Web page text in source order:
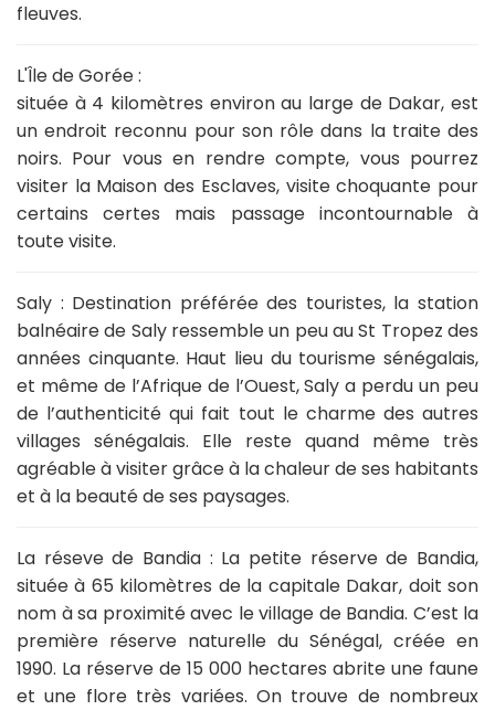
fleuves.
L'Île de Gorée :
située à 4 kilomètres environ au large de Dakar, est
un endroit reconnu pour son rôle dans la traite des
noirs. Pour vous en rendre compte, vous pourrez
visiter la Maison des Esclaves, visite choquante pour
certains certes mais passage incontournable à
toute visite.
Saly : Destination préférée des touristes, la station
balnéaire de Saly ressemble un peu au St Tropez des
années cinquante. Haut lieu du tourisme sénégalais,
et même de l’Afrique de l’Ouest, Saly a perdu un peu
de l’authenticité qui fait tout le charme des autres
villages sénégalais. Elle reste quand même très
agréable à visiter grâce à la chaleur de ses habitants
et à la beauté de ses paysages.
La réseve de Bandia : La petite réserve de Bandia,
située à 65 kilomètres de la capitale Dakar, doit son
nom à sa proximité avec le village de Bandia. C’est la
première réserve naturelle du Sénégal, créée en
1990. La réserve de 15 000 hectares abrite une faune
et une flore très variées. On trouve de nombreux